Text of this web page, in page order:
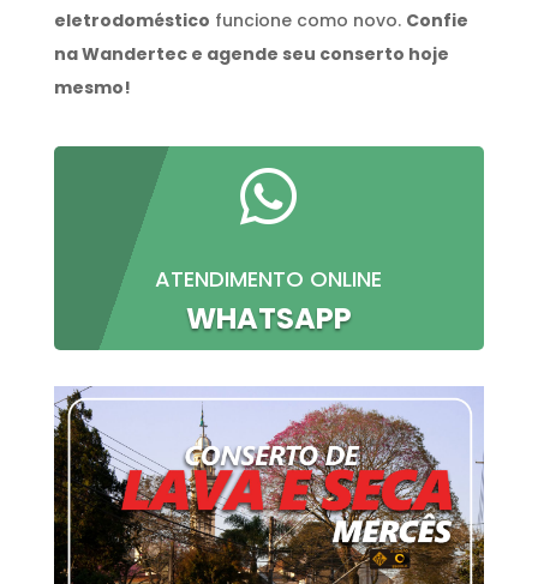
eletrodoméstico funcione como novo. Confie
na Wandertec e agende seu conserto hoje
mesmo!

ATENDIMENTO ONLINE
WHATSAPP